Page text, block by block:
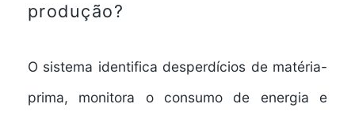
produção?
O sistema identifica desperdícios de matéria-
prima, monitora o consumo de energia e